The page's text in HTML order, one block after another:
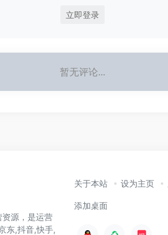
立即登录
暂无评论...
源，是运营
东,抖音,快手,
关于本站 设为主页
添加桌面